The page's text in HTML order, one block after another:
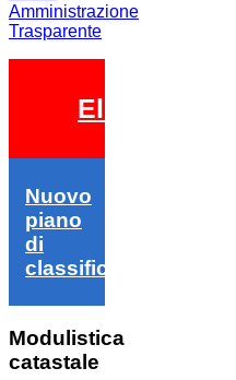
Amministrazione
Trasparente
Elezioni 2026
Nuovo
piano
di
classifica
Modulistica
catastale